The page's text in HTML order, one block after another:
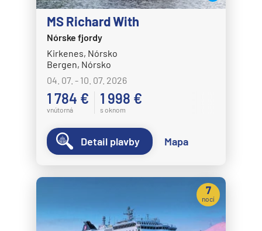
MS Richard With
Nórske fjordy
Kirkenes, Nórsko
Bergen, Nórsko
04. 07. - 10. 07. 2026
1 784 €
vnútorná
1 998 €
s oknom
Detail plavby Mapa
7
nocí